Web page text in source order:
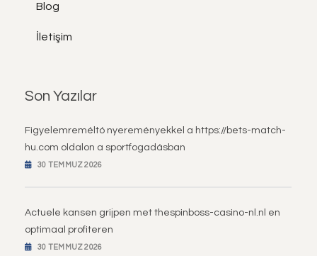
Blog
İletişim
Son Yazılar
Figyelemreméltó nyereményekkel a https://bets-match-
hu.com oldalon a sportfogadásban
30 TEMMUZ 2026
Actuele kansen grijpen met thespinboss-casino-nl.nl en
optimaal profiteren
30 TEMMUZ 2026